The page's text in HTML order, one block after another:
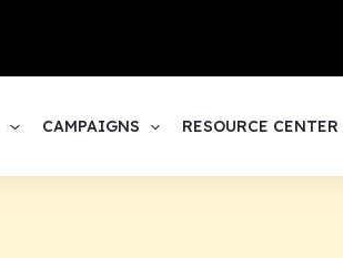
CAMPAIGNS RESOURCE CENTER